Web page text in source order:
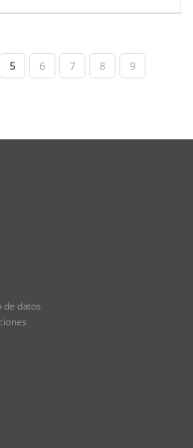
5 6 7 8
9
de datos